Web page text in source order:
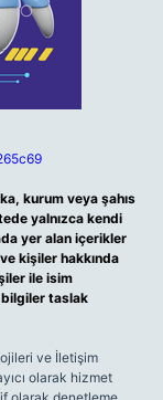
kurum veya şahıs
yalnızca kendi
yer alan içerikler
kişiler hakkında
ile isim
taslak
ve İletişim
olarak hizmet